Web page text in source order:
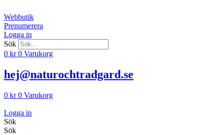
till
innehåll
Webbutik
Prenumerera
Logga in
Sök
0 kr 0 Varukorg
hej@naturochtradgard.se
0 kr 0 Varukorg
Logga in
Sök
Sök